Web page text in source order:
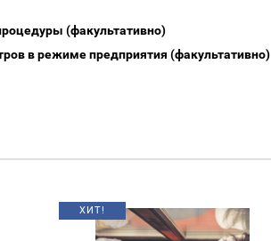
(факультативно)
в режиме предприятия (факультативно)